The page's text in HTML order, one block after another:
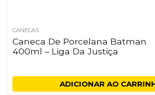
CANECAS
Caneca De Porcelana Batman
400ml – Liga Da Justiça
ADICIONAR AO